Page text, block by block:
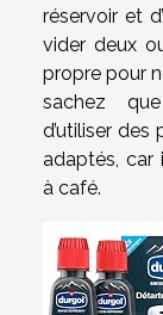
réservoir et
vider deux
propre pour
sachez
d’utiliser
adaptés, car
à café.